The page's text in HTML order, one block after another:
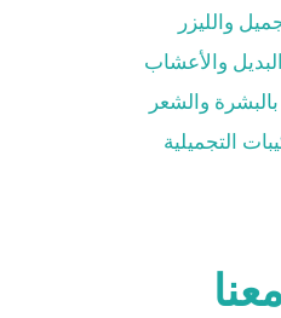
والليزر
والأعشاب
بالبشرة والشعر
التجميلية